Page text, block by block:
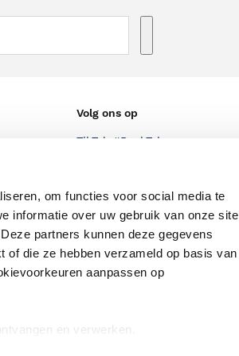
om functies voor social media te
informatie over uw gebruik van onze site
partners kunnen deze gegevens
of die ze hebben verzameld op basis van
aanpassen op
en verwerken.
Volg ons op
TikTok #BookTok
Instagram